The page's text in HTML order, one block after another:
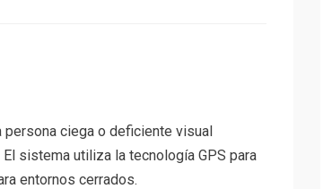
ciega o deficiente visual
sistema utiliza la tecnología GPS para
entornos cerrados.